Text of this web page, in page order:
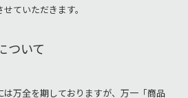
ていただきます。
ついて
万全を期しておりますが、万一「商品